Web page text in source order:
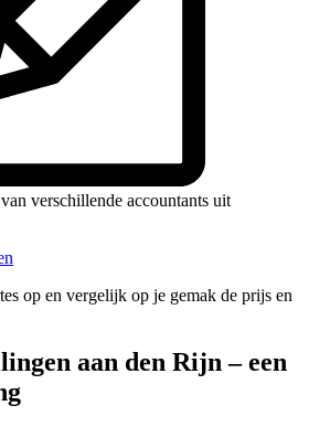
verschillende accountants uit
op en vergelijk op je gemak de prijs en
aan den Rijn – een